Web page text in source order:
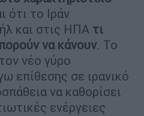
ότι το Ιράν
και στις ΗΠΑ τι
να κάνουν. Το
νέο γύρο
επίθεσης σε ιρανικό
να καθορίσει
ενέργειες